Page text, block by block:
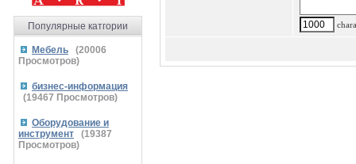
Популярные катгории
Мебель (20006
Просмотров)
бизнес-информация
(19467 Просмотров)
Оборудование и
инструмент
(19387
Просмотров)